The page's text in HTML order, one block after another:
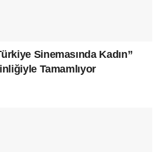
Sinemasında Kadın”
Tamamlıyor